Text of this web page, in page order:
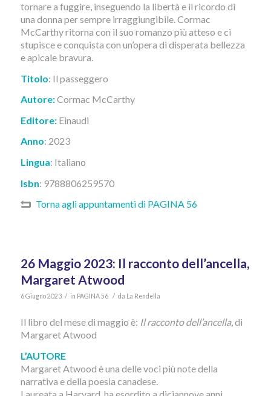
tornare a fuggire, inseguendo la libertà e il ricordo di
una donna per sempre irraggiungibile. Cormac
McCarthy ritorna con il suo romanzo più atteso e ci
stupisce e conquista con un’opera di disperata bellezza
e apicale bravura.
Titolo: Il passeggero
Autore:Cormac McCarthy
Editore: Einaudi
Anno: 2023
Lingua: Italiano
Isbn: 9788806259570
Torna agli appuntamenti di PAGINA 56
26 Maggio 2023: Il racconto dell’ancella,
Margaret Atwood
6 Giugno 2023 / in PAGINA 56 / da La Rendella
Il libro del mese di maggio è: Il racconto dell’ancella, di
Margaret Atwood
L’AUTORE
Margaret Atwood è una delle voci più note della
narrativa e della poesia canadese.